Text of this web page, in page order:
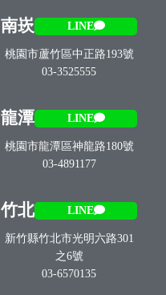
南崁 LINE
桃園市蘆竹區中正路193號
03-3525555
龍潭 LINE
桃園市龍潭區神龍路180號
03-4891177
竹北 LINE
新竹縣竹北市光明六路301
之6號
03-6570135